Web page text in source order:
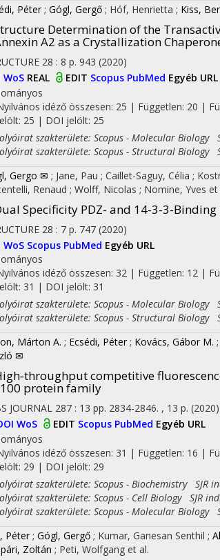
Péter ; Gógl, Gergő ; Hóf, Henrietta ; Kiss,
Determination of the
A2 as a Crystallization
28 : 8 p. 943 (2020)
WoS REAL EDIT Scopus PubMed Egyéb URL
idéző összesen: 25 | Független: 20 |
25 | DOI jelölt: 25
szakterülete: Scopus - Molecular Biology
szakterülete: Scopus - Structural Biology
Gergo ✉ ; Jane, Pau ; Caillet-Saguy, Célia ;
Renaud ; Wolff, Nicolas ; Nomine, Yves et
Specificity PDZ- and 14-3-3-
28 : 7 p. 747 (2020)
WoS Scopus PubMed Egyéb URL
idéző összesen: 32 | Független: 12 |
31 | DOI jelölt: 31
szakterülete: Scopus - Molecular Biology
szakterülete: Scopus - Structural Biology
Márton A. ; Ecsédi, Péter ; Kovács, Gábor M. ;
✉
competitive
protein family
JOURNAL 287 : 13 pp. 2834-2846. , 13 p. (2020)
WoS EDIT Scopus PubMed Egyéb URL
idéző összesen: 31 | Független: 16 |
29 | DOI jelölt: 29
szakterülete: Scopus - Biochemistry SJR
szakterülete: Scopus - Cell Biology SJR
szakterülete: Scopus - Molecular Biology
Péter ; Gógl, Gergő ; Kumar, Ganesan Senthil ;
Zoltán ; Peti, Wolfgang et al.